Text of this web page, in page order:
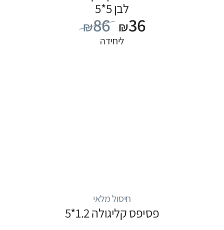
לבן 5*5
₪86 ₪36
ליחידה
חיסול מלאי
פסיפס קליגולה 1.2*5